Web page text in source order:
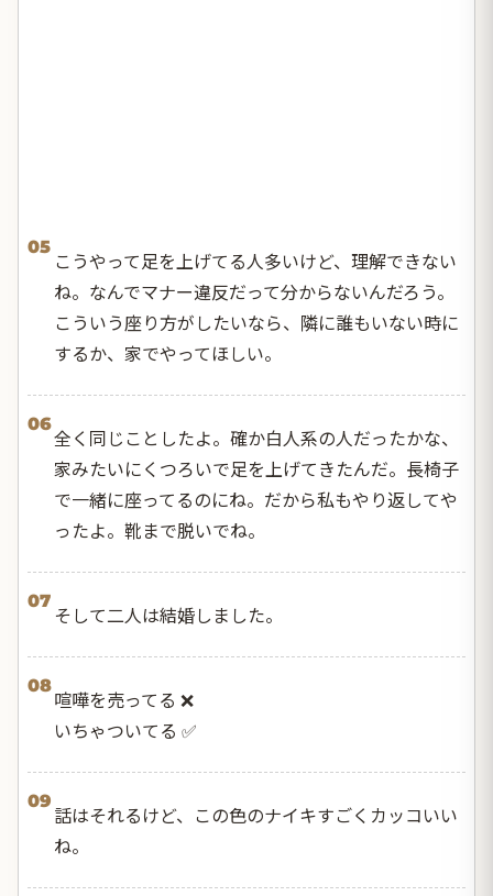
05
こうやって足を上げてる人多いけど、理解できない
ね。なんでマナー違反だって分からないんだろう。
こういう座り方がしたいなら、隣に誰もいない時に
するか、家でやってほしい。
06
全く同じことしたよ。確か白人系の人だったかな、
家みたいにくつろいで足を上げてきたんだ。長椅子
で一緒に座ってるのにね。だから私もやり返してや
ったよ。靴まで脱いでね。
07
そして二人は結婚しました。
08
喧嘩を売ってる ❌
いちゃついてる ✅
09
話はそれるけど、この色のナイキすごくカッコいい
ね。